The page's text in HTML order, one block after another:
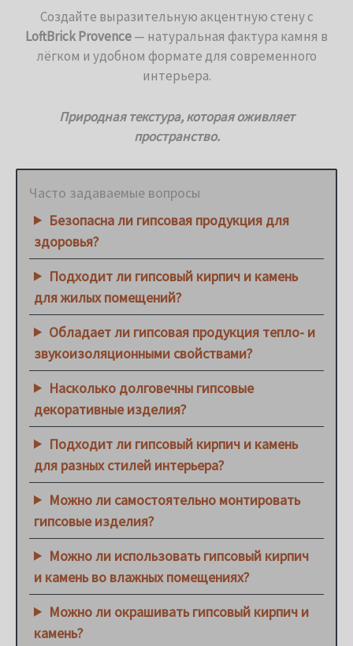
Создайте выразительную акцентную стену с
LoftBrick Provence— натуральная фактура камня в
лёгком и удобном формате для современного
интерьера.
Природная текстура, которая оживляет
пространство.
Часто задаваемые вопросы
Безопасна ли гипсовая продукция для
здоровья?
Подходит ли гипсовый кирпич и камень
для жилых помещений?
Обладает ли гипсовая продукция тепло- и
звукоизоляционными свойствами?
Насколько долговечны гипсовые
декоративные изделия?
Подходит ли гипсовый кирпич и камень
для разных стилей интерьера?
Можно ли самостоятельно монтировать
гипсовые изделия?
Можно ли использовать гипсовый кирпич
и камень во влажных помещениях?
Можно ли окрашивать гипсовый кирпич и
камень?